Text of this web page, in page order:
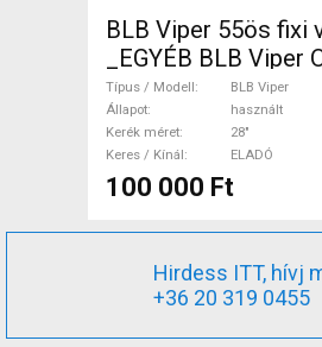
BLB Viper 55ös fixi
_EGYÉB BLB Viper
/ Gravel / Triatlon
Országúti / Gravel /
/Vázszett / Villa alu
28" használt ELADÓ
Típus / Modell
BLB Viper
Állapot
használt
Kerék méret
28"
Keres / Kínál
ELADÓ
100 000 Ft
Hirdess ITT, hívj
+36 20 319 0455